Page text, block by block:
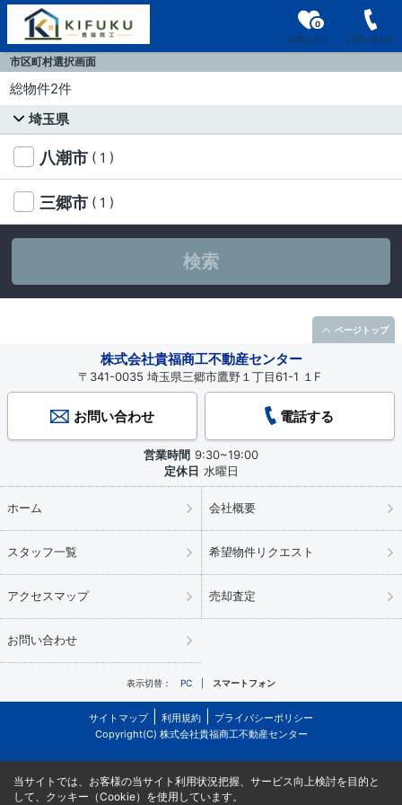
お気に入り
0
お問い合わせ
市区町村選択画面
総物件2件
埼玉県
八潮市 ( 1 )
三郷市 ( 1 )
検索
株式会社貴福商工不動産センター
〒341-0035 埼玉県三郷市鷹野１丁目61-1 １F
お問い合わせ 電話する
営業時間 9:30~19:00
定休日 水曜日
ホーム 会社概要
スタッフ一覧 希望物件リクエスト
アクセスマップ 売却査定
お問い合わせ
表示切替： PC スマートフォン
サイトマップ 利用規約
プライバシーポリシー
Copyright(C) 株式会社貴福商工不動産センター
ページトップ
当サイトでは、お客様の当サイト利用状況把握、サービス向上検討を目的と
して、クッキー（Cookie）を使用しています。